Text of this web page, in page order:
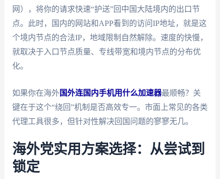
网），将你的请求快速“护送”回中国大陆境内的出口节
点。此时，国内的网站和APP看到的访问IP地址，就是这
个境内节点的合法IP，地域限制自然解除。速度的快慢，
就取决于入口节点质量、专线带宽和境内节点的分布优
化。
如果你在海外国外连国内手机用什么加速器最顺畅？关
键在于这个“绕回”机制是否高效专一。市面上常见的各类
代理工具很多，但针对性解决回国问题的寥寥无几。
海外党实用方案选择：从尝试到
锁定